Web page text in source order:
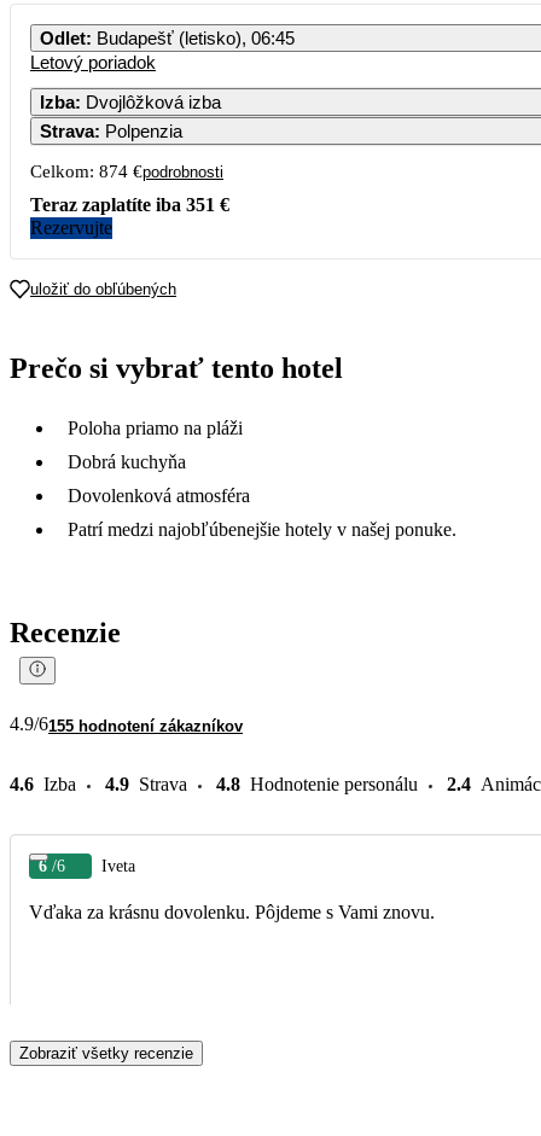
Odlet: Budapešť (letisko), 06:45
Letový poriadok
Izba: Dvojlôžková izba
Strava: Polpenzia
Celkom: 874 €podrobnosti
Teraz zaplatíte iba 351 €
Rezervujte
uložiť do obľúbených
Prečo si vybrať tento hotel
Poloha priamo na pláži
Dobrá kuchyňa
Dovolenková atmosféra
Patrí medzi najobľúbenejšie hotely v našej ponuke.
Recenzie
4.9/6155 hodnotení zákazníkov
4.6 Izba 4.9 Strava 4.8 Hodnotenie personálu 2.4
6 /6 Iveta
Vďaka za krásnu dovolenku. Pôjdeme s Vami znovu.
Zobraziť všetky recenzie